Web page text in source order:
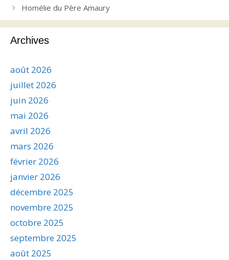
Homélie du Père Amaury
Archives
août 2026
juillet 2026
juin 2026
mai 2026
avril 2026
mars 2026
février 2026
janvier 2026
décembre 2025
novembre 2025
octobre 2025
septembre 2025
août 2025